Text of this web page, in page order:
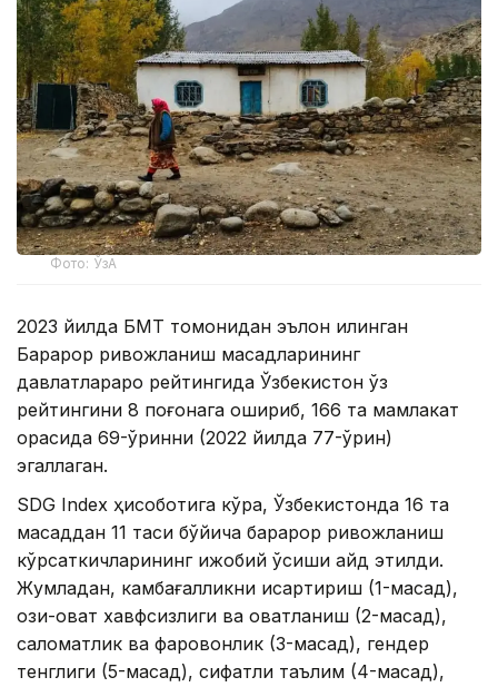
Фото: ЎзА
2023 йилда БМТ томонидан эълон қилинган
Барқарор ривожланиш мақсадларининг
давлатлараро рейтингида Ўзбекистон ўз
рейтингини 8 поғонага ошириб, 166 та мамлакат
орасида 69-ўринни (2022 йилда 77-ўрин)
эгаллаган.
SDG Index ҳисоботига кўра, Ўзбекистонда 16 та
мақсаддан 11 таси бўйича барқарор ривожланиш
кўрсаткичларининг ижобий ўсиши қайд этилди.
Жумладан, камбағалликни қисқартириш (1-мақсад),
озиқ-овқат хавфсизлиги ва овқатланиш (2-мақсад),
саломатлик ва фаровонлик (3-мақсад), гендер
тенглиги (5-мақсад), сифатли таълим (4-мақсад),